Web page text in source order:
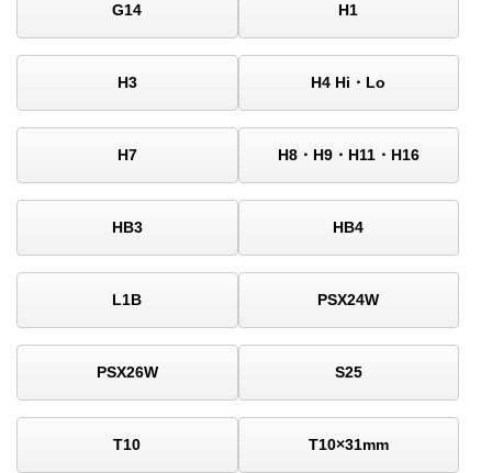
G14 H1
H3 H4 Hi・Lo
H7 H8・H9・H11・H16
HB3 HB4
L1B PSX24W
PSX26W S25
T10 T10×31mm